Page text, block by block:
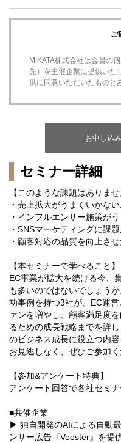
ご
MIKATA株式会社は会員の
先）を主催企業に提供いた
供に同意いただいたものと
お申し込
セミナー詳細
【このような課題はありませ
・売上拡大がうまくいかない
・インフルエンサー施策が
・SNSマーケティングに課
・顧客対応の品質を向上さ
【本セミナーで学べること】
EC事業が拡大を続ける今、
も多いのではないでしょう
功事例を持つ3社が、EC運
ァンを増やし、顧客満足度
るための成長戦略までを詳
のビジネス成長に役立つ内
お見逃しなく、ぜひご参加く
【参加&アンケート特典】
アンケート回答で各社セミ
■共催企業
▶ 独自開発のAIによる自動
ンサー広告『Vooster』を提